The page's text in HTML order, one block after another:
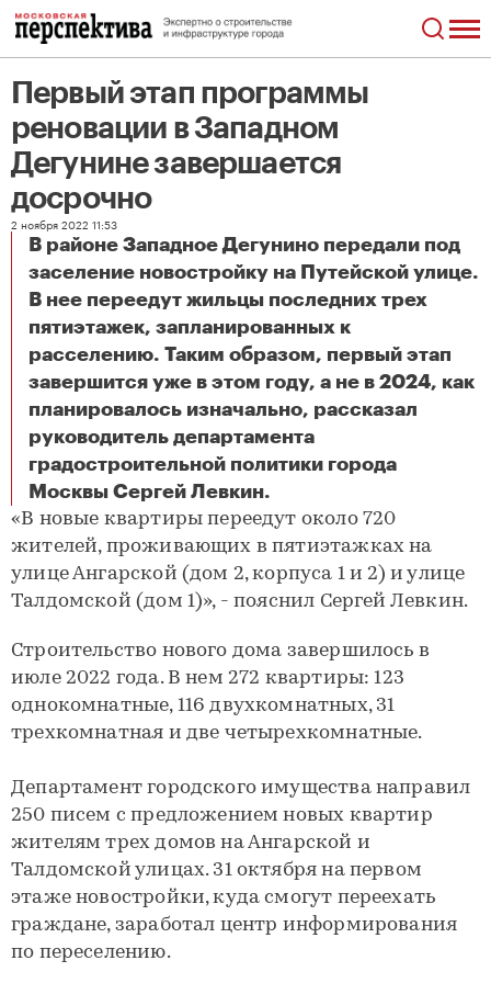
Первый этап программы
реновации в Западном
Дегунине завершается
досрочно
2 ноября 2022 11:53
В районе Западное Дегунино передали под
заселение новостройку на Путейской улице.
В нее переедут жильцы последних трех
пятиэтажек, запланированных к
расселению. Таким образом, первый этап
завершится уже в этом году, а не в 2024, как
планировалось изначально, рассказал
руководитель департамента
градостроительной политики города
Москвы Сергей Левкин.
«В новые квартиры переедут около 720
жителей, проживающих в пятиэтажках на
улице Ангарской (дом 2, корпуса 1 и 2) и улице
Талдомской (дом 1)», - пояснил Сергей Левкин.
Строительство нового дома завершилось в
июле 2022 года. В нем 272 квартиры: 123
однокомнатные, 116 двухкомнатных, 31
трехкомнатная и две четырехкомнатные.
Департамент городского имущества направил
250 писем с предложением новых квартир
жителям трех домов на Ангарской и
Талдомской улицах. 31 октября на первом
этаже новостройки, куда смогут переехать
граждане, заработал центр информирования
по переселению.